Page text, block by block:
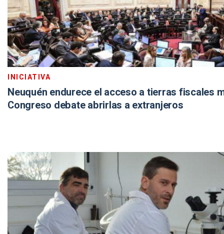
INICIATIVA
Neuquén endurece el acceso a tierras fiscales
Congreso debate abrirlas a extranjeros